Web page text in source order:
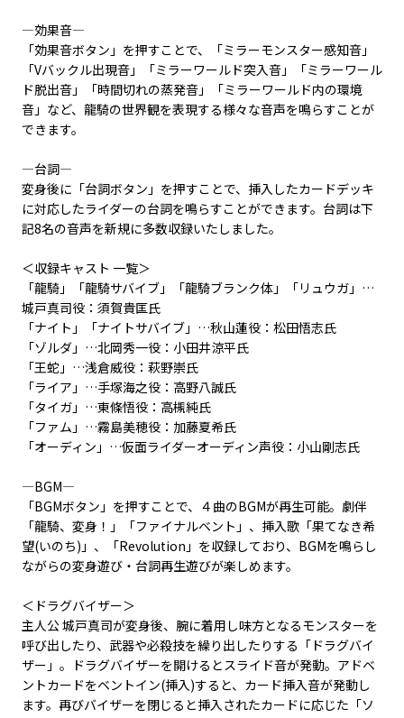
―効果音―
「効果音ボタン」を押すことで、「ミラーモンスター感知音」
「Vバックル出現音」「ミラーワールド突入音」「ミラーワール
ド脱出音」「時間切れの蒸発音」「ミラーワールド内の環境
音」など、龍騎の世界観を表現する様々な音声を鳴らすことが
できます。
―台詞―
変身後に「台詞ボタン」を押すことで、挿入したカードデッキ
に対応したライダーの台詞を鳴らすことができます。台詞は下
記8名の音声を新規に多数収録いたしました。
＜収録キャスト 一覧＞
「龍騎」「龍騎サバイブ」「龍騎ブランク体」「リュウガ」…
城戸真司役：須賀貴匡氏
「ナイト」「ナイトサバイブ」…秋山蓮役：松田悟志氏
「ゾルダ」…北岡秀一役：小田井涼平氏
「王蛇」…浅倉威役：萩野崇氏
「ライア」…手塚海之役：高野八誠氏
「タイガ」…東條悟役：高槻純氏
「ファム」…霧島美穂役：加藤夏希氏
「オーディン」…仮面ライダーオーディン声役：小山剛志氏
―BGM―
「BGMボタン」を押すことで、４曲のBGMが再生可能。劇伴
「龍騎、変身！」「ファイナルベント」、挿入歌「果てなき希
望(いのち)」、「Revolution」を収録しており、BGMを鳴らし
ながらの変身遊び・台詞再生遊びが楽しめます。
＜ドラグバイザー＞
主人公 城戸真司が変身後、腕に着用し味方となるモンスターを
呼び出したり、武器や必殺技を繰り出したりする「ドラグバイ
ザー」。ドラグバイザーを開けるとスライド音が発動。アドベ
ントカードをベントイン(挿入)すると、カード挿入音が発動し
ます。再びバイザーを閉じると挿入されたカードに応じた「ソ